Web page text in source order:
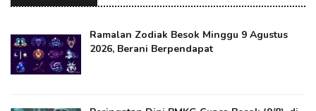
Ramalan Zodiak Besok Minggu 9 Agustus
2026, Berani Berpendapat